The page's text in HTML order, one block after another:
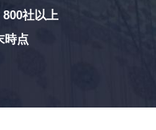
800社以上
時点